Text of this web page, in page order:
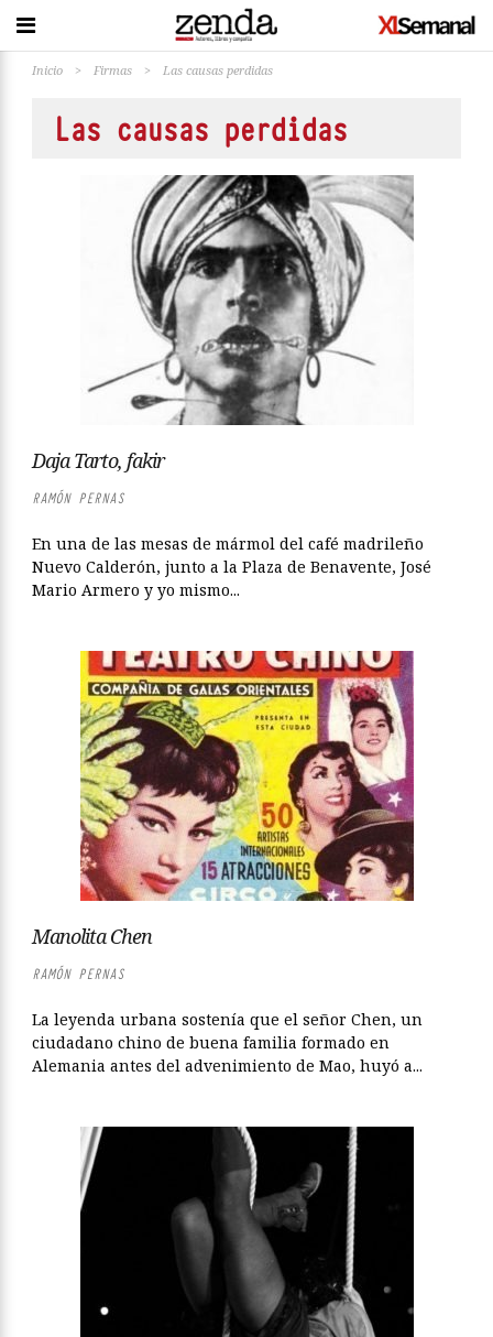
Inicio > Firmas > Las causas perdidas
Las causas perdidas
Daja Tarto, fakir
RAMÓN PERNAS
En una de las mesas de mármol del café madrileño
Nuevo Calderón, junto a la Plaza de Benavente, José
Mario Armero y yo mismo...
Manolita Chen
RAMÓN PERNAS
La leyenda urbana sostenía que el señor Chen, un
ciudadano chino de buena familia formado en
Alemania antes del advenimiento de Mao, huyó a...